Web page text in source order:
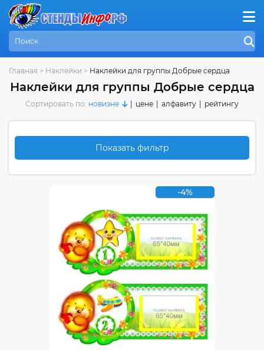
Главная > Наклейки > Наклейки для группы Добрые сердца
Наклейки для группы Добрые сердца
Сортировать по: новизне цене алфавиту рейтингу
Показать фильтр
-4%